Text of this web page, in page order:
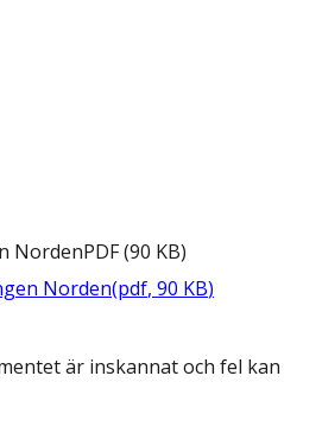
NordenPDF(90 KB)
Norden(pdf, 90 KB)
är inskannat och fel kan